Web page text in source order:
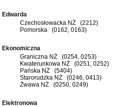
Edwarda
Czechosłowacka NŻ (2212)
Pomorska (0162, 0163)
Ekonomiczna
Graniczna NŻ (0254, 0253)
Kwaterunkowa NŻ (0251, 0252)
Pańska NŻ (5404)
Starorudzka NŻ (0246, 0413)
Żwawa NŻ (0250, 0249)
Elektronowa